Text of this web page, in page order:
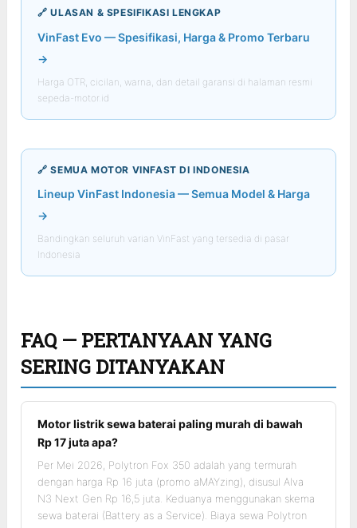
🔗 ULASAN & SPESIFIKASI LENGKAP
VinFast Evo — Spesifikasi, Harga & Promo Terbaru
→
Harga OTR, cicilan, warna, dan detail garansi di halaman resmi
sepeda-motor.id
🔗 SEMUA MOTOR VINFAST DI INDONESIA
Lineup VinFast Indonesia — Semua Model & Harga
→
Bandingkan seluruh varian VinFast yang tersedia di pasar
Indonesia
FAQ — PERTANYAAN YANG
SERING DITANYAKAN
Motor listrik sewa baterai paling murah di bawah
Rp 17 juta apa?
Per Mei 2026, Polytron Fox 350 adalah yang termurah
dengan harga Rp 16 juta (promo aMAYzing), disusul Alva
N3 Next Gen Rp 16,5 juta. Keduanya menggunakan skema
sewa baterai (Battery as a Service). Biaya sewa Polytron